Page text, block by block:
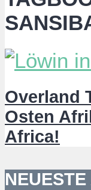
Overland
Osten
Africa!